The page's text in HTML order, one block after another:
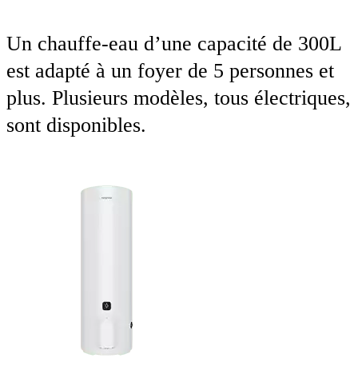
Un chauffe-eau d’une capacité de 300L
est adapté à un foyer de 5 personnes et
plus. Plusieurs modèles, tous électriques,
sont disponibles.